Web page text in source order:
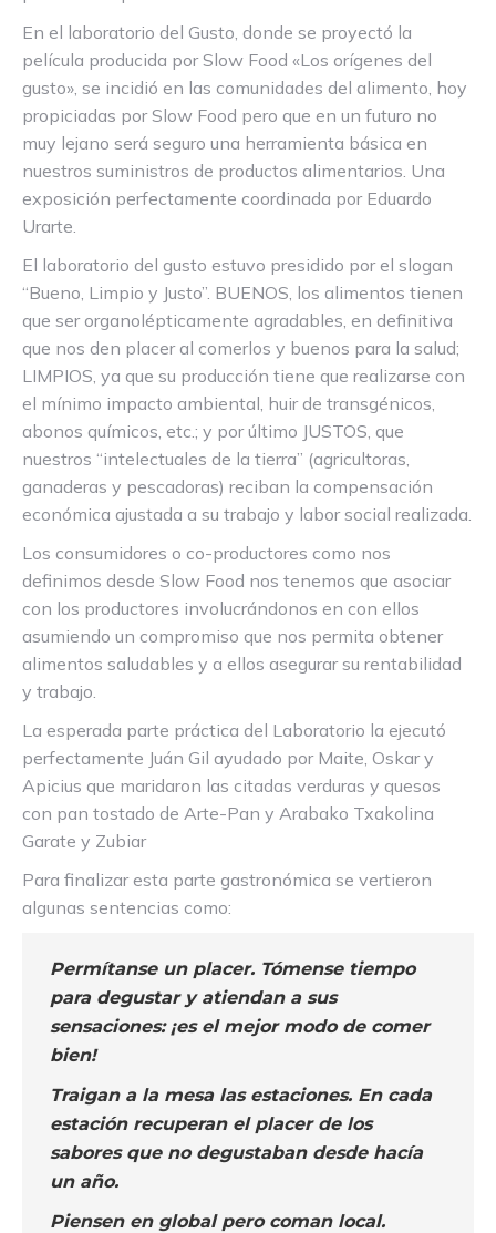
En el laboratorio del Gusto, donde se proyectó la
película producida por Slow Food «Los orígenes del
gusto», se incidió en las comunidades del alimento, hoy
propiciadas por Slow Food pero que en un futuro no
muy lejano será seguro una herramienta básica en
nuestros suministros de productos alimentarios. Una
exposición perfectamente coordinada por Eduardo
Urarte.
El laboratorio del gusto estuvo presidido por el slogan
“Bueno, Limpio y Justo”. BUENOS, los alimentos tienen
que ser organolépticamente agradables, en definitiva
que nos den placer al comerlos y buenos para la salud;
LIMPIOS, ya que su producción tiene que realizarse con
el mínimo impacto ambiental, huir de transgénicos,
abonos químicos, etc.; y por último JUSTOS, que
nuestros “intelectuales de la tierra” (agricultoras,
ganaderas y pescadoras) reciban la compensación
económica ajustada a su trabajo y labor social realizada.
Los consumidores o co-productores como nos
definimos desde Slow Food nos tenemos que asociar
con los productores involucrándonos en con ellos
asumiendo un compromiso que nos permita obtener
alimentos saludables y a ellos asegurar su rentabilidad
y trabajo.
La esperada parte práctica del Laboratorio la ejecutó
perfectamente Juán Gil ayudado por Maite, Oskar y
Apicius que maridaron las citadas verduras y quesos
con pan tostado de Arte-Pan y Arabako Txakolina
Garate y Zubiar
Para finalizar esta parte gastronómica se vertieron
algunas sentencias como:
Permítanse un placer. Tómense tiempo
para degustar y atiendan a sus
sensaciones: ¡es el mejor modo de comer
bien!
Traigan a la mesa las estaciones. En cada
estación recuperan el placer de los
sabores que no degustaban desde hacía
un año.
Piensen en global pero coman local.